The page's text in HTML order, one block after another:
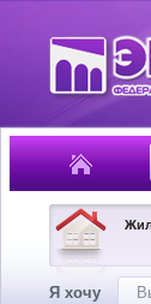
Я хочу